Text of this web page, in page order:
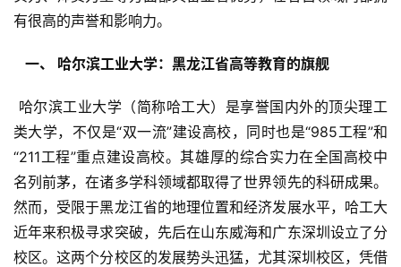
有很高的声誉和影响力。
  一、 哈尔滨工业大学：黑龙江省高等教育的旗舰
类大学，不仅是“双一流”建设高校，同时也是“985工程”和
“211工程”重点建设高校。其雄厚的综合实力在全国高校中
名列前茅，在诸多学科领域都取得了世界领先的科研成果。
然而，受限于黑龙江省的地理位置和经济发展水平，哈工大
近年来积极寻求突破，先后在山东威海和广东深圳设立了分
校区。这两个分校区的发展势头迅猛，尤其深圳校区，凭借